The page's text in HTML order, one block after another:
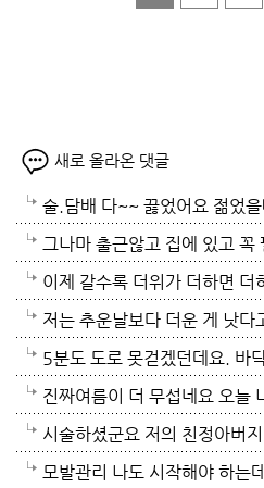
새로 올라온 댓글
술.담배 다~~ 끓었어요 젊었
가? 나이먹어서 생고생중 입
그나마 출근않고 집에 있고 꼭
컨 켜고 있으니 그나마 잘 견
이 가열되면 지구 온도는 더
모자날것이고 악순환이죠 그
하로 정전이 될까봐 제일 무섭
이제 갈수록 더위가 더하면 더
만 없음 좋겠어요. 여름이 무
이래도 껴입고 집에 가만있음
기가 겁나요. 장대비가 한바탕
저는 추운날보다 더운 게 낫다
위는 난생처음 겪는 거라 적응
아져서 기온이 내려가면 좋겠
5분도 도로 못걷겠던데요. 바
지하도로 들어가서 병원근처
병원갔네요. 두군데를 가느라
밖에 나가지마요. 쓰러져요.ㅎ
진짜여름이 더 무섭네요 오늘
택시타고 왔어요 당분간 안나
햇빛도 덜따갑고 더위도 한풀
시술하셨군요 저의 친정아버
저도 좀 압니다 남자들이 나이
모발관리 나도 시작해야 하는